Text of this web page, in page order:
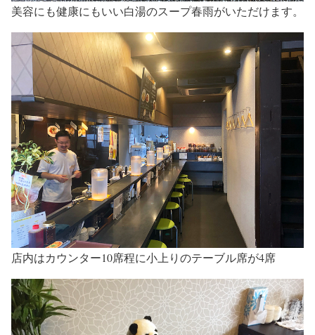
美容にも健康にもいい白湯のスープ春雨がいただけます。
店内はカウンター10席程に小上りのテーブル席が4席